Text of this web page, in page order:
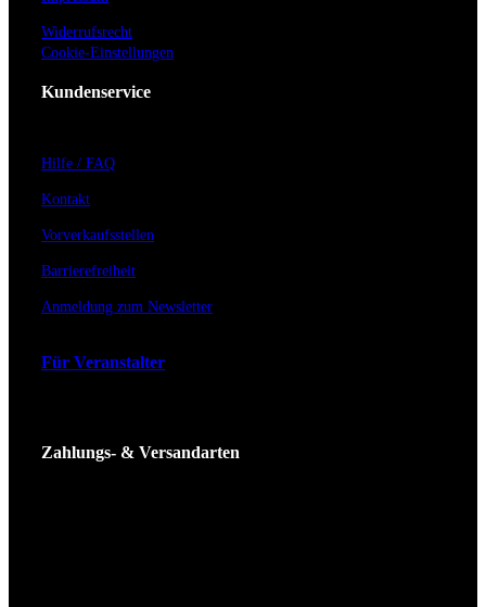
Widerrufsrecht
Cookie-Einstellungen
Kundenservice
Hilfe / FAQ
Kontakt
Vorverkaufsstellen
Barrierefreiheit
Anmeldung zum Newsletter
Für Veranstalter
Zahlungs- & Versandarten